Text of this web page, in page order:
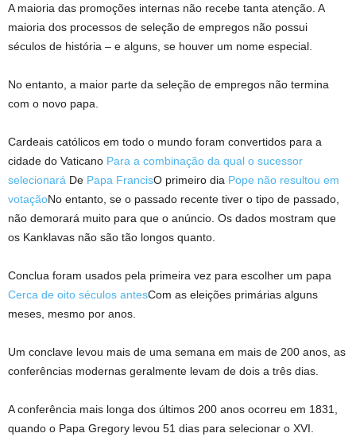
A maioria das promoções internas não recebe tanta atenção. A
maioria dos processos de seleção de empregos não possui
séculos de história – e alguns, se houver um nome especial.
No entanto, a maior parte da seleção de empregos não termina
com o novo papa.
Cardeais católicos em todo o mundo foram convertidos para a
cidade do Vaticano Para a combinação da qual o sucessor
selecionará De Papa FrancisO primeiro dia Pope não resultou em
votaçãoNo entanto, se o passado recente tiver o tipo de passado,
não demorará muito para que o anúncio. Os dados mostram que
os Kanklavas não são tão longos quanto.
Conclua foram usados ​​pela primeira vez para escolher um papa
Cerca de oito séculos antesCom as eleições primárias alguns
meses, mesmo por anos.
Um conclave levou mais de uma semana em mais de 200 anos, as
conferências modernas geralmente levam de dois a três dias.
A conferência mais longa dos últimos 200 anos ocorreu em 1831,
quando o Papa Gregory levou 51 dias para selecionar o XVI.